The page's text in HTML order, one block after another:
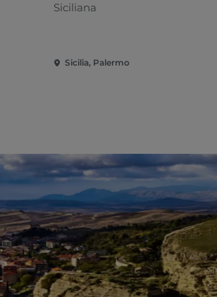
Siciliana
Sicilia, Palermo